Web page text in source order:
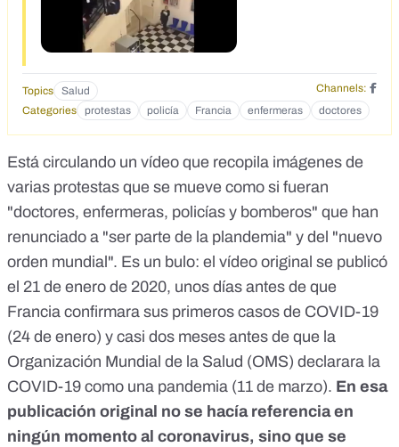
Topics Salud
Channels:
Categories
protestas policía Francia enfermeras doctores
Está circulando un vídeo que recopila imágenes de
varias protestas que se mueve como si fueran
"doctores, enfermeras, policías y bomberos" que han
renunciado a "ser parte de la plandemia" y del "nuevo
orden mundial". Es un bulo: el vídeo original se publicó
el 21 de enero de 2020, unos días antes de que
Francia confirmara sus primeros casos de COVID-19
(24 de enero) y casi dos meses antes de que la
Organización Mundial de la Salud (OMS) declarara la
COVID-19 como una pandemia (11 de marzo). En esa
publicación original no se hacía referencia en
ningún momento al coronavirus, sino que se